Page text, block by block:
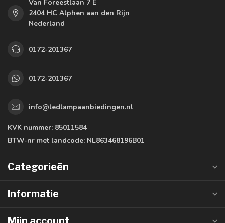
Van Foreestlaan 7 E
2404 HC Alphen aan den Rijn
Nederland
0172-201367
0172-201367
info@ledlampaanbiedingen.nl
KVK nummer: 85011584
BTW-nr met landcode: NL863468196B01
Categorieën
Informatie